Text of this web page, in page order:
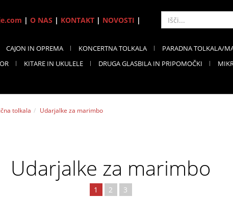
| O NAS | KONTAKT| NOVOSTI |
CAJON IN OPREMA KONCERTNA TOLKALA PARADNA TOLKALA/
KITARE IN UKULELE DRUGA GLASBILA IN PRIPOMOČKI
tolkala Udarjalke za marimbo
Udarjalke za marimbo
1 2 3